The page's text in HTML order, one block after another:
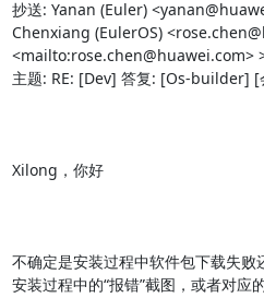
抄送: Yanan (Euler)
Chenxiang (EulerOS)
<mailto:rose.chen@huawei.com>
主题: RE: [Dev] 答复: [Os-builder]
Xilong，你好
不确定是安装过程中软件包下载失
安装过程中的“报错”截图，或者对